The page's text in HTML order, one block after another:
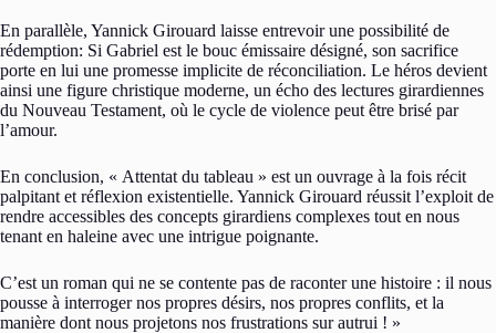
En parallèle, Yannick Girouard laisse entrevoir une possibilité de
rédemption: Si Gabriel est le bouc émissaire désigné, son sacrifice
porte en lui une promesse implicite de réconciliation. Le héros devient
ainsi une figure christique moderne, un écho des lectures girardiennes
du Nouveau Testament, où le cycle de violence peut être brisé par
l’amour.
En conclusion, « Attentat du tableau » est un ouvrage à la fois récit
palpitant et réflexion existentielle. Yannick Girouard réussit l’exploit de
rendre accessibles des concepts girardiens complexes tout en nous
tenant en haleine avec une intrigue poignante.
C’est un roman qui ne se contente pas de raconter une histoire : il nous
pousse à interroger nos propres désirs, nos propres conflits, et la
manière dont nous projetons nos frustrations sur autrui ! »